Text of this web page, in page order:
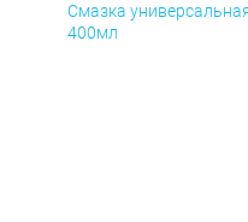
Смазка
400мл